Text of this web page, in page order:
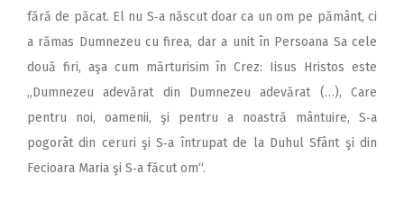
fără de păcat. El nu S‑a născut doar ca un om pe pământ, ci
a rămas Dumnezeu cu firea, dar a unit în Persoana Sa cele
două firi, aşa cum mărturisim în Crez: Iisus Hristos este
„Dumnezeu adevărat din Dumnezeu adevărat (…), Care
pentru noi, oamenii, şi pentru a noastră mântuire, S‑a
pogorât din ceruri şi S‑a întrupat de la Duhul Sfânt şi din
Fecioara Maria şi S‑a făcut om“.